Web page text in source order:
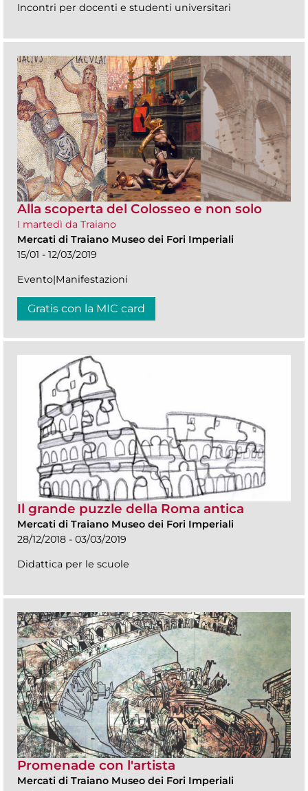
Incontri per docenti e studenti universitari
Alla scoperta del Colosseo e non solo
I martedì da Traiano
Mercati di Traiano Museo dei Fori Imperiali
15/01 - 12/03/2019
Evento|Manifestazioni
Gratis con la MIC card
Il grande puzzle della Roma antica
Mercati di Traiano Museo dei Fori Imperiali
28/12/2018 - 03/03/2019
Didattica per le scuole
Promenade con l'artista
Mercati di Traiano Museo dei Fori Imperiali